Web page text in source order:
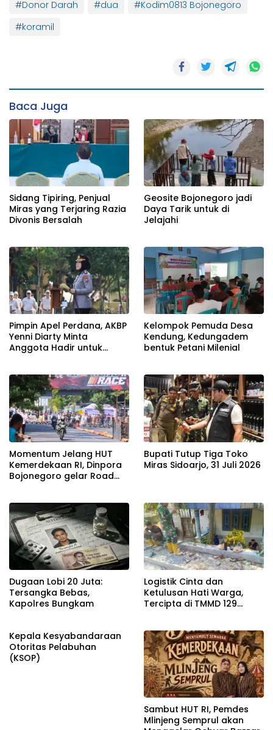
#Donor Darah #dua
#Kodim0813 Bojonegoro
#koramil
Baca Juga
Sidang Tipiring, Penjual
Miras yang Terjaring Razia
Divonis Bersalah
Geosite Bojonegoro jadi
Daya Tarik untuk di
Jelajahi
Pimpin Apel Perdana, AKBP
Yenni Diarty Minta
Anggota Hadir untuk
Kelompok Pemuda Desa
Kendung, Kedungadem
bentuk Petani Milenial
Momentum Jelang HUT
Kemerdekaan RI, Dinpora
Bojonegoro gelar Road
Bupati Tutup Tiga Toko
Miras Sidoarjo, 31 Juli 2026
Dugaan Lobi 20 Juta:
Tersangka Bebas,
Kapolres Bungkam
Logistik Cinta dan
Ketulusan Hati Warga,
Tercipta di TMMD 129
Kepala Kesyabandaraan
Otoritas Pelabuhan
(KSOP)
Sambut HUT RI, Pemdes
Mlinjeng Semprul akan